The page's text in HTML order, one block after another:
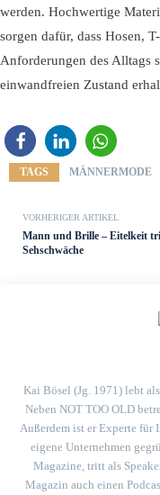
werden. Hochwertige
sorgen dafür, dass Hosen,
Anforderungen des Alltags
einwandfreien Zustand
TAGS MÄNNERMODE
VORHERIGER ARTIKEL
Mann und Brille – Eitelkeit
Sehschwäche
Kai Bösel (Jg. 1971) lebt
Neben NOT TOO OLD
Außerdem ist er Experte für
eigene Unternehmen
Magazine, tritt als
Magazin auch einen